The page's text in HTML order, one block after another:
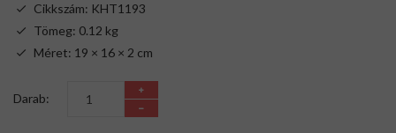
Cikkszám: KHT1193
Tömeg: 0.12 kg
Méret: 19 × 16 × 2 cm
Darab: